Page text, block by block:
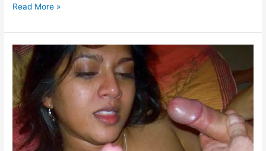
আপু
তার
বান্ধবী
চুষে
চুষে
আমার
ধোনের
রস
খেলো
Read More »